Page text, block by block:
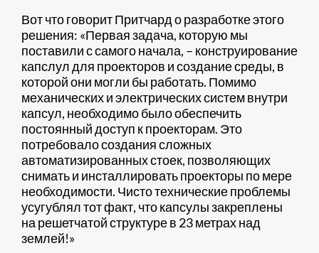
Вот что говорит Притчард о разработке этого
решения: «Первая задача, которую мы
поставили с самого начала, – конструирование
капслул для проекторов и создание среды, в
которой они могли бы работать. Помимо
механических и электрических систем внутри
капсул, необходимо было обеспечить
постоянный доступ к проекторам. Это
потребовало создания сложных
автоматизированных стоек, позволяющих
снимать и инсталлировать проекторы по мере
необходимости. Чисто технические проблемы
усугублял тот факт, что капсулы закреплены
на решетчатой структуре в 23 метрах над
землей!»